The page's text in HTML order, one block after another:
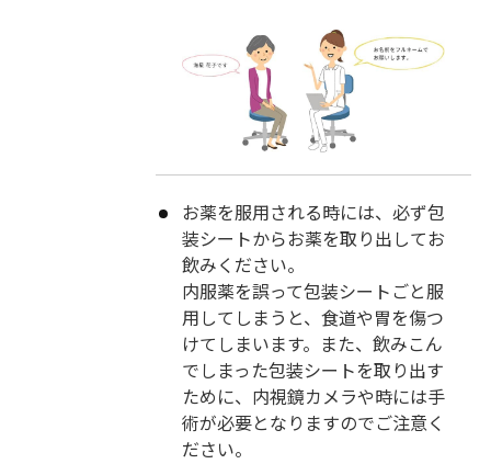
お薬を服用される時には、必ず包
装シートからお薬を取り出してお
飲みください。
内服薬を誤って包装シートごと服
用してしまうと、食道や胃を傷つ
けてしまいます。また、飲みこん
でしまった包装シートを取り出す
ために、内視鏡カメラや時には手
術が必要となりますのでご注意く
ださい。